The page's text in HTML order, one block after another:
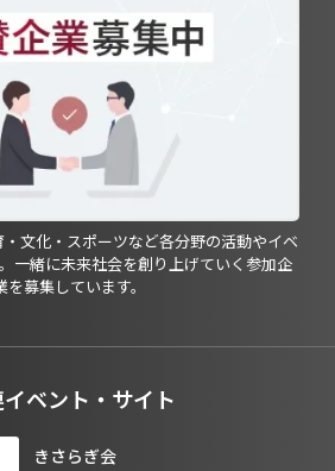
文化・スポーツなど各分野の活動やイベ
一緒に未来社会を創り上げていく参加企
を募集しています。
ベント・サイト
きさらぎ会